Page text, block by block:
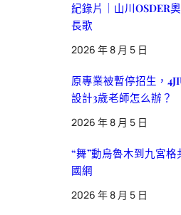
紀錄片｜山川OSDER
長歌
2026 年 8 月 5 日
原專業被暫停招生，
設計3歲老師怎么辦？
2026 年 8 月 5 日
“舞”動烏魯木到九宮
國網
2026 年 8 月 5 日